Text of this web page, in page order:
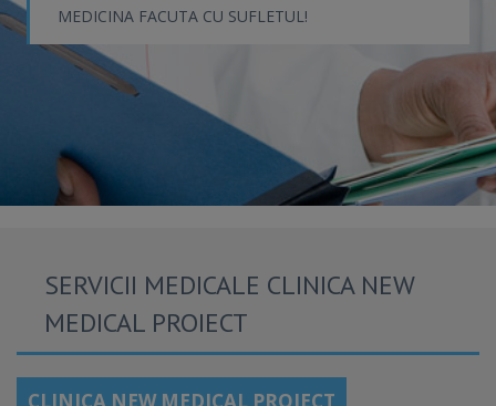
MEDICINA FACUTA CU SUFLETUL!
SERVICII MEDICALE CLINICA NEW
MEDICAL PROIECT